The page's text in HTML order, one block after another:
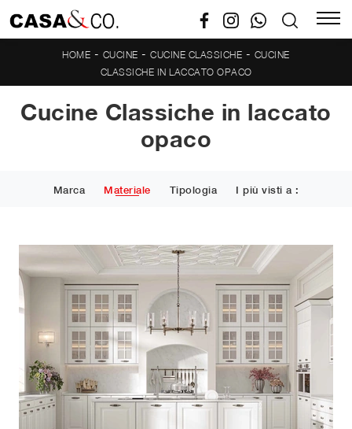
HOME - CUCINE -CUCINE CLASSICHE - CUCINE
CLASSICHE IN LACCATO OPACO
Cucine Classiche in laccato
opaco
Marca Materiale Tipologia I più visti a :